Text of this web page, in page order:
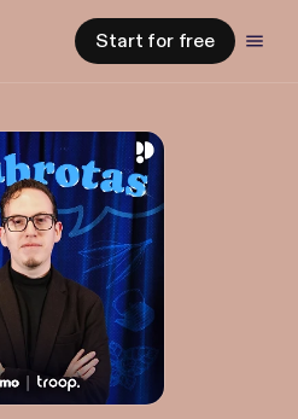
Start for free